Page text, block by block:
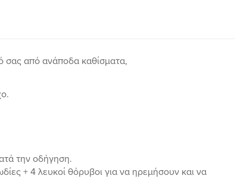
σας από ανάποδα καθίσματα,
την οδήγηση.
+ 4 λευκοί θόρυβοι για να ηρεμήσουν και να